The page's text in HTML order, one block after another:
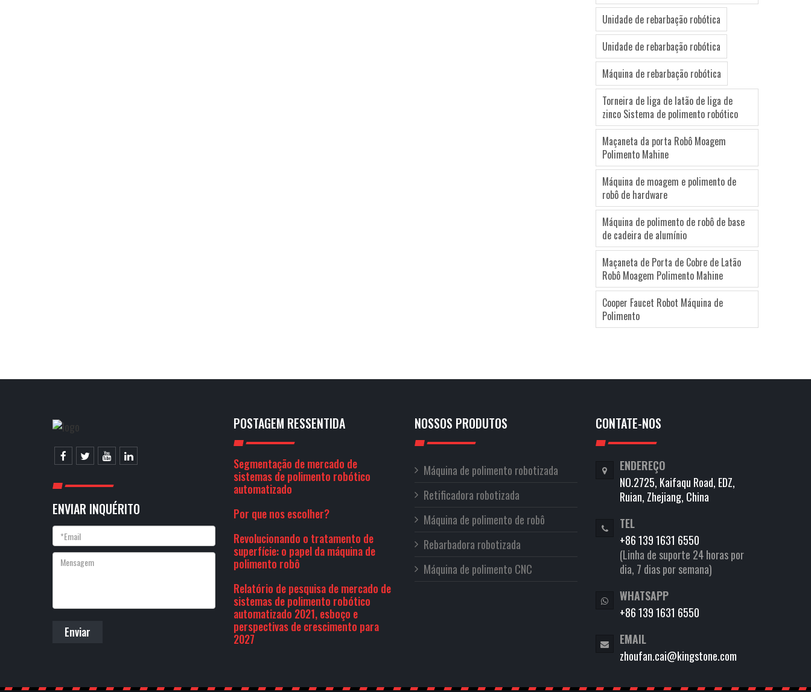
Unidade de rebarbação robótica
Unidade de rebarbação robótica
Máquina de rebarbação robótica
Torneira de liga de latão de liga de
zinco Sistema de polimento robótico
Maçaneta da porta Robô Moagem
Polimento Mahine
Máquina de moagem e polimento de
robô de hardware
Máquina de polimento de robô de base
de cadeira de alumínio
Maçaneta de Porta de Cobre de Latão
Robô Moagem Polimento Mahine
Cooper Faucet Robot Máquina de
Polimento
ENVIAR INQUÉRITO
Enviar
POSTAGEM RESSENTIDA
Segmentação de mercado de
sistemas de polimento robótico
automatizado
Por que nos escolher?
Revolucionando o tratamento de
superfície: o papel da máquina de
polimento robô
Relatório de pesquisa de mercado de
sistemas de polimento robótico
automatizado 2021, esboço e
perspectivas de crescimento para
2027
NOSSOS PRODUTOS
Máquina de polimento robotizada
Retificadora robotizada
Máquina de polimento de robô
Rebarbadora robotizada
Máquina de polimento CNC
CONTATE-NOS
ENDEREÇO
NO.2725, Kaifaqu Road, EDZ,
Ruian, Zhejiang, China
TEL
+86 139 1631 6550
(Linha de suporte 24 horas por
dia, 7 dias por semana)
WHATSAPP
+86 139 1631 6550
EMAIL
zhoufan.cai@kingstone.com